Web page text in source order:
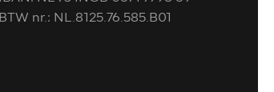
BTW nr.: NL.8125.76.585.B01